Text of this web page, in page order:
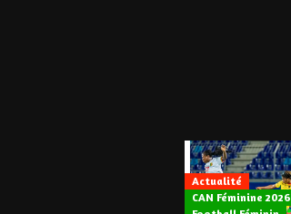
Actualité
CAN Féminine 2026